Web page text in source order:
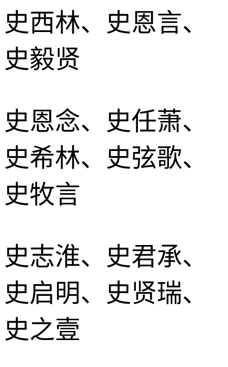
史西林、史恩言、
史毅贤
史恩念、史任萧、
史希林、史弦歌、
史牧言
史志淮、史君承、
史启明、史贤瑞、
史之壹